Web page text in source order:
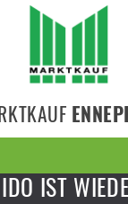
IST